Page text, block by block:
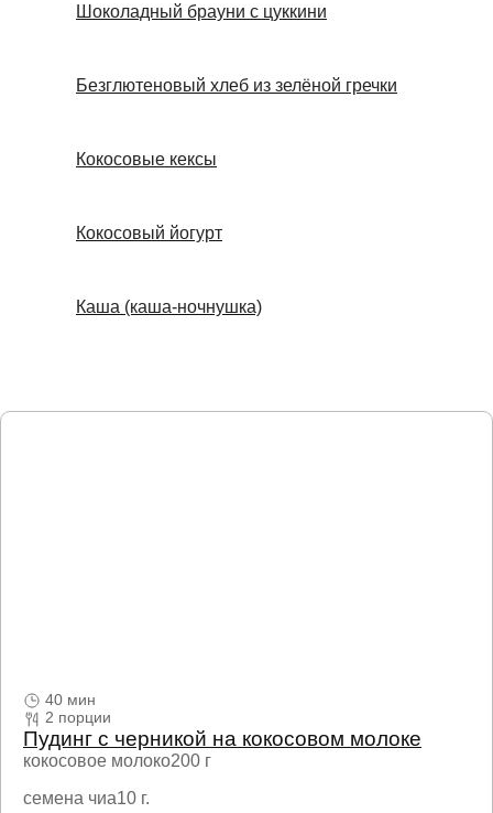
40 мин
2 порции
Пудинг с черникой на кокосовом молоке
кокосовое молоко200 г
семена чиа10 г.
Шоколадный брауни с цуккини
Безглютеновый хлеб из зелёной гречки
Кокосовые кексы
Кокосовый йогурт
Каша (каша-ночнушка)